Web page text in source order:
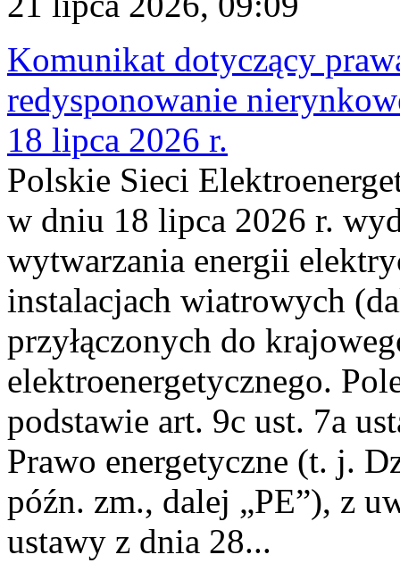
Komunikat dotyczący
redysponowanie
18 lipca 2026 r.
Polskie Sieci
w dniu 18 lipca 2026 r.
wytwarzania energii
instalacjach wiatrowych
przyłączonych do
elektroenergetycznego.
podstawie art. 9c ust. 7a
Prawo energetyczne (t. j.
późn. zm., dalej „PE”), z
ustawy z dnia 28...